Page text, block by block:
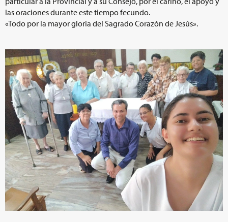
las oraciones durante este tiempo fecundo.
«Todo por la mayor gloria del Sagrado Corazón de Jesús».